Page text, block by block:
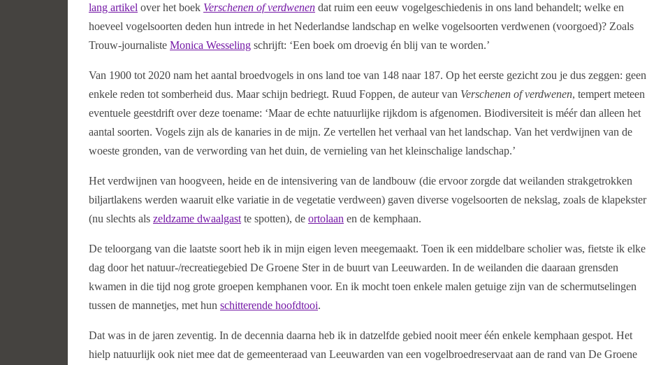
lang artikel over het boek Verschenen of verdwenen dat ruim een eeuw vogelgeschiedenis in ons land behandelt; welke en
hoeveel vogelsoorten deden hun intrede in het Nederlandse landschap en welke vogelsoorten verdwenen (voorgoed)? Zoals
Trouw-journaliste Monica Wesseling schrijft: ‘Een boek om droevig én blij van te worden.’
Van 1900 tot 2020 nam het aantal broedvogels in ons land toe van 148 naar 187. Op het eerste gezicht zou je dus zeggen: geen
enkele reden tot somberheid dus. Maar schijn bedriegt. Ruud Foppen, de auteur van Verschenen of verdwenen, tempert meteen
eventuele geestdrift over deze toename: ‘Maar de echte natuurlijke rijkdom is afgenomen. Biodiversiteit is méér dan alleen het
aantal soorten. Vogels zijn als de kanaries in de mijn. Ze vertellen het verhaal van het landschap. Van het verdwijnen van de
woeste gronden, van de verwording van het duin, de vernieling van het kleinschalige landschap.’
Het verdwijnen van hoogveen, heide en de intensivering van de landbouw (die ervoor zorgde dat weilanden strakgetrokken
biljartlakens werden waaruit elke variatie in de vegetatie verdween) gaven diverse vogelsoorten de nekslag, zoals de klapekster
(nu slechts als zeldzame dwaalgast te spotten), de ortolaan en de kemphaan.
De teloorgang van die laatste soort heb ik in mijn eigen leven meegemaakt. Toen ik een middelbare scholier was, fietste ik elke
dag door het natuur-/recreatiegebied De Groene Ster in de buurt van Leeuwarden. In de weilanden die daaraan grensden
kwamen in die tijd nog grote groepen kemphanen voor. En ik mocht toen enkele malen getuige zijn van de schermutselingen
tussen de mannetjes, met hun schitterende hoofdtooi.
Dat was in de jaren zeventig. In de decennia daarna heb ik in datzelfde gebied nooit meer één enkele kemphaan gespot. Het
hielp natuurlijk ook niet mee dat de gemeenteraad van Leeuwarden van een vogelbroedreservaat aan de rand van De Groene